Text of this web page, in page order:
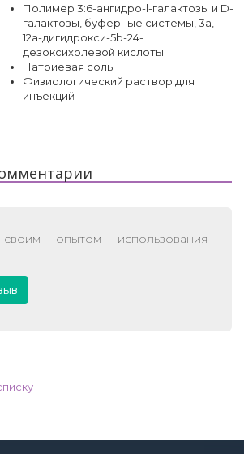
Полимер 3:6-ангидро-l-галактозы и D-
галактозы, буферные системы, 3a,
12a-дигидрокси-5b-24-
дезоксихолевой кислоты
Натриевая соль
Физиологический раствор для
инъекций
опытом использования